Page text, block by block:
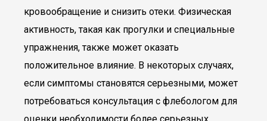
кровообращение и снизить отеки. Физическая
активность, такая как прогулки и специальные
упражнения, также может оказать
положительное влияние. В некоторых случаях,
если симптомы становятся серьезными, может
потребоваться консультация с флебологом для